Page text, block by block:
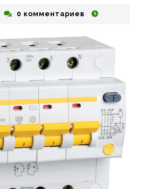
qustu0 комментариев